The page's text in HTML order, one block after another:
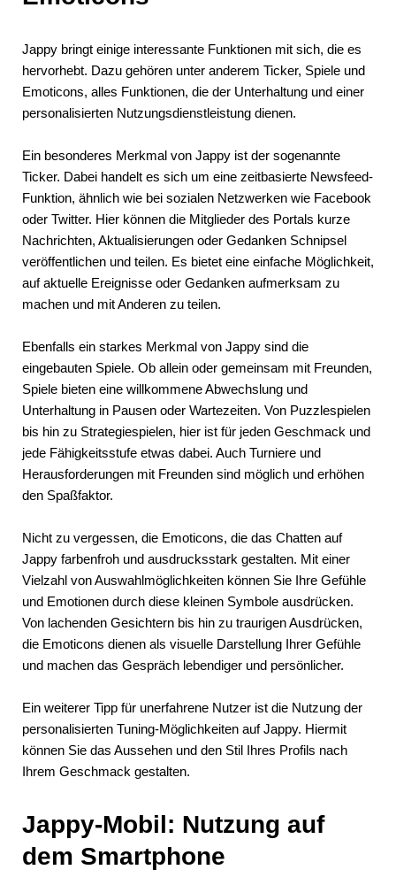
Jappy bringt einige interessante Funktionen mit sich, die es
hervorhebt. Dazu gehören unter anderem Ticker, Spiele und
Emoticons, alles Funktionen, die der Unterhaltung und einer
personalisierten Nutzungsdienstleistung dienen.
Ein besonderes Merkmal von Jappy ist der sogenannte
Ticker. Dabei handelt es sich um eine zeitbasierte Newsfeed-
Funktion, ähnlich wie bei sozialen Netzwerken wie Facebook
oder Twitter. Hier können die Mitglieder des Portals kurze
Nachrichten, Aktualisierungen oder Gedanken Schnipsel
veröffentlichen und teilen. Es bietet eine einfache Möglichkeit,
auf aktuelle Ereignisse oder Gedanken aufmerksam zu
machen und mit Anderen zu teilen.
Ebenfalls ein starkes Merkmal von Jappy sind die
eingebauten Spiele. Ob allein oder gemeinsam mit Freunden,
Spiele bieten eine willkommene Abwechslung und
Unterhaltung in Pausen oder Wartezeiten. Von Puzzlespielen
bis hin zu Strategiespielen, hier ist für jeden Geschmack und
jede Fähigkeitsstufe etwas dabei. Auch Turniere und
Herausforderungen mit Freunden sind möglich und erhöhen
den Spaßfaktor.
Nicht zu vergessen, die Emoticons, die das Chatten auf
Jappy farbenfroh und ausdrucksstark gestalten. Mit einer
Vielzahl von Auswahlmöglichkeiten können Sie Ihre Gefühle
und Emotionen durch diese kleinen Symbole ausdrücken.
Von lachenden Gesichtern bis hin zu traurigen Ausdrücken,
die Emoticons dienen als visuelle Darstellung Ihrer Gefühle
und machen das Gespräch lebendiger und persönlicher.
Ein weiterer Tipp für unerfahrene Nutzer ist die Nutzung der
personalisierten Tuning-Möglichkeiten auf Jappy. Hiermit
können Sie das Aussehen und den Stil Ihres Profils nach
Ihrem Geschmack gestalten.
Jappy-Mobil: Nutzung auf
dem Smartphone